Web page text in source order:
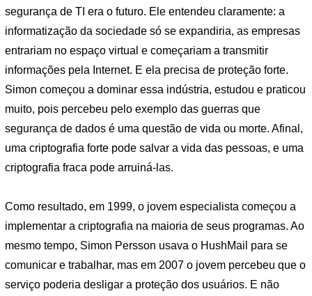
segurança de TI era o futuro. Ele entendeu claramente: a
informatização da sociedade só se expandiria, as empresas
entrariam no espaço virtual e começariam a transmitir
informações pela Internet. E ela precisa de proteção forte.
Simon começou a dominar essa indústria, estudou e praticou
muito, pois percebeu pelo exemplo das guerras que
segurança de dados é uma questão de vida ou morte. Afinal,
uma criptografia forte pode salvar a vida das pessoas, e uma
criptografia fraca pode arruiná-las.
Como resultado, em 1999, o jovem especialista começou a
implementar a criptografia na maioria de seus programas. Ao
mesmo tempo, Simon Persson usava o HushMail para se
comunicar e trabalhar, mas em 2007 o jovem percebeu que o
serviço poderia desligar a proteção dos usuários. E não